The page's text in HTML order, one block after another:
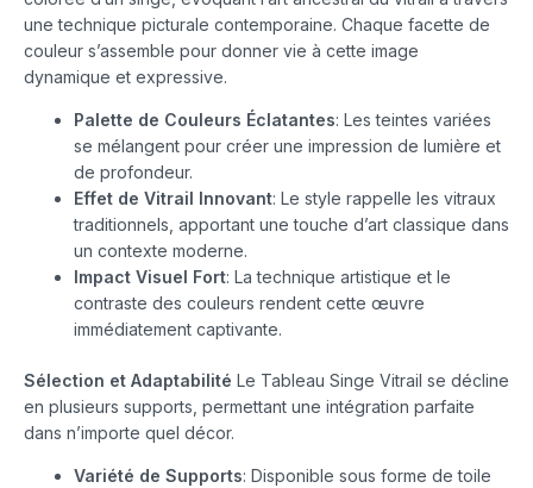
une technique picturale contemporaine. Chaque facette de
couleur s’assemble pour donner vie à cette image
dynamique et expressive.
Palette de Couleurs Éclatantes: Les teintes variées
se mélangent pour créer une impression de lumière et
de profondeur.
Effet de Vitrail Innovant: Le style rappelle les vitraux
traditionnels, apportant une touche d’art classique dans
un contexte moderne.
Impact Visuel Fort: La technique artistique et le
contraste des couleurs rendent cette œuvre
immédiatement captivante.
Sélection et Adaptabilité Le Tableau Singe Vitrail se décline
en plusieurs supports, permettant une intégration parfaite
dans n’importe quel décor.
Variété de Supports: Disponible sous forme de toile